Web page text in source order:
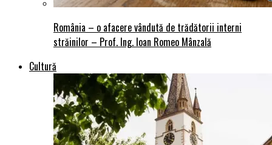
România – o afacere vândută de trădătorii interni
străinilor – Prof. Ing. Ioan Romeo Mânzală
Cultură